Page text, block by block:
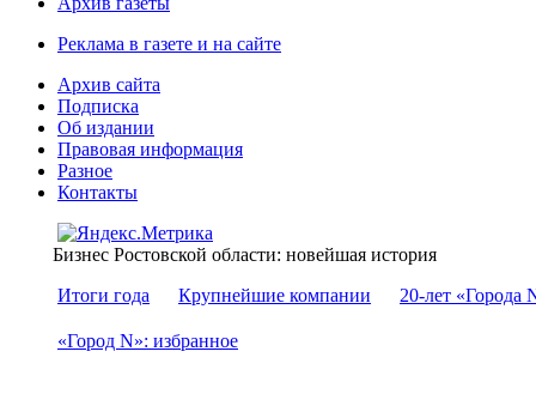
Реклама в газете и на сайте
Архив сайта
Подписка
Об издании
Правовая информация
Разное
Контакты
Бизнес Ростовской области: новейшая история
Итоги года
Крупнейшие компании 20-лет «Города
«Город N»: избранное